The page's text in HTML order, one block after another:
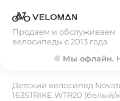
Продаем и обслуживаем
велосипеды с 2013 года
Мы офлайн.
Детский велосипед
163STRIKE.WTR20